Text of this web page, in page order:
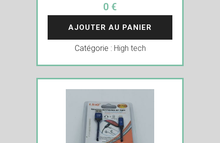
0 €
AJOUTER AU PANIER
Catégorie : High tech